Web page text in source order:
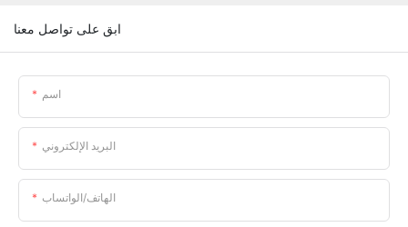
ابق على تواصل معنا
اسم
البريد الإلكتروني
الهاتف/الواتساب